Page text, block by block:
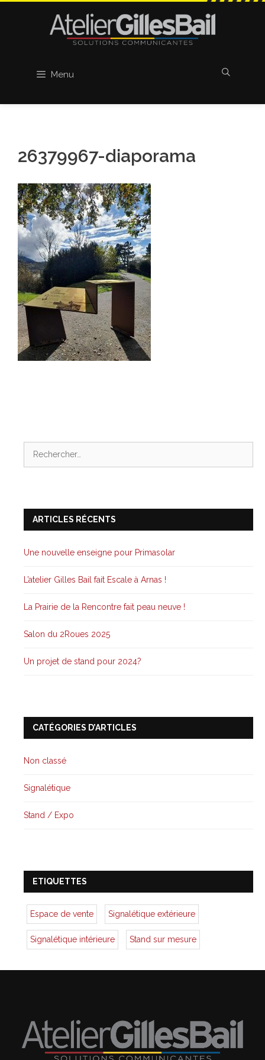
Menu
26379967-diaporama
ARTICLES RÉCENTS
Une nouvelle enseigne pour Primasolar
L’atelier Gilles Bail fait Escale à Arnas !
La Prairie de la Rencontre fait peau neuve !
Salon du 2Roues 2025
Un projet de stand pour 2024?
CATÉGORIES D’ARTICLES
Non classé
Signalétique
Stand / Expo
ETIQUETTES
Espace de vente Signalétique extérieure
Signalétique intérieure Stand sur mesure